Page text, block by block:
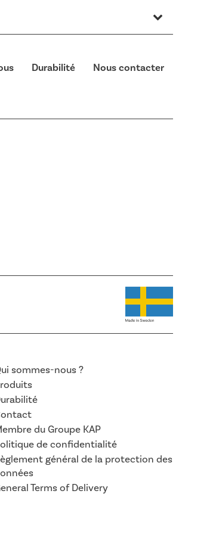
Durabilité Nous contacter
sommes-nous ?
du Groupe KAP
de confidentialité
général de la protection des
Terms of Delivery